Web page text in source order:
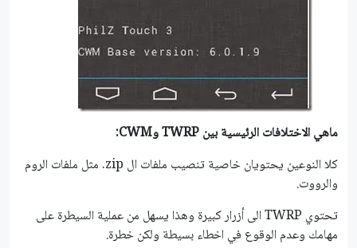
ماهي الاختلافات الرئيسية بين TWRP وCWM:
كلا النوعين يحتويان خاصية تنصيب ملفات ال zip. مثل ملفات الروم
والرووت.
تحتوي TWRP الى أزرار كبيرة وهذا يسهل من عملية السيطرة على
مهامك وعدم الوقوع في اخطاء بسيطة ولكن خطرة.